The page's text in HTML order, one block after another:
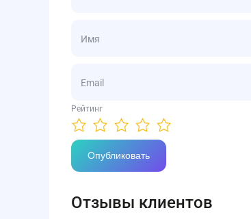
Отзывы клиентов